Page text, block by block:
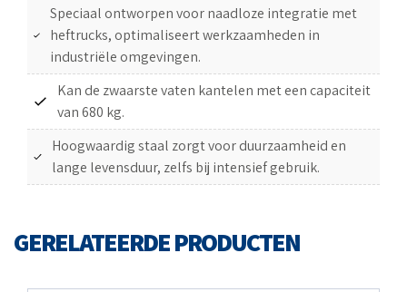
Speciaal ontworpen voor naadloze integratie met
heftrucks, optimaliseert werkzaamheden in
industriële omgevingen.
Kan de zwaarste vaten kantelen met een capaciteit
van 680 kg.
Hoogwaardig staal zorgt voor duurzaamheid en
lange levensduur, zelfs bij intensief gebruik.
GERELATEERDE PRODUCTEN